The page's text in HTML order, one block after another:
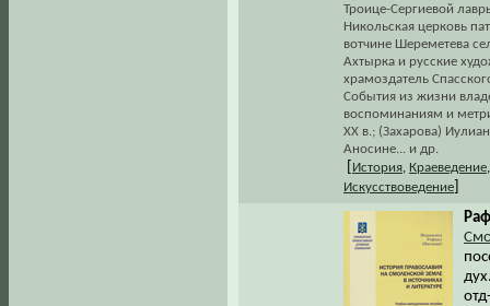
Троице-Сергиевой
Никольская церковь
вотчине Шереметева
Ахтырка и русские
храмоздатель
События из жизни
воспоминаниям и
XX в.; (Захарова)
Аносине... и др.
История Краеведение
Искусствоведение